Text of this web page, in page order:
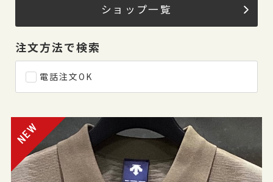
ショップ一覧
注文方法で検索
電話注文OK